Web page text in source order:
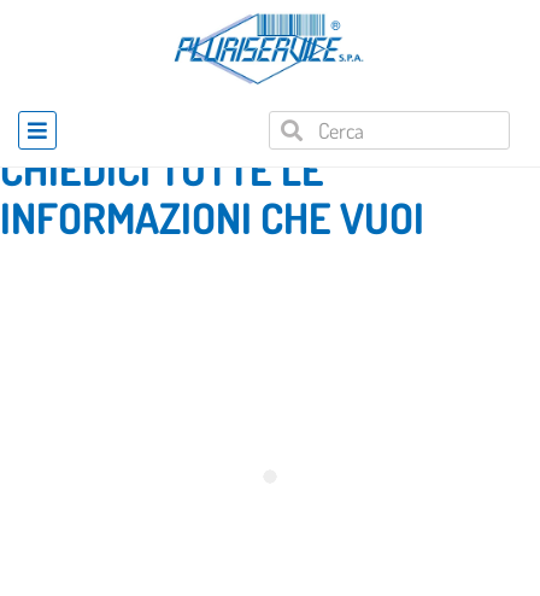
Home Richiesta informazioni prodotto
CHIEDICI TUTTE LE
INFORMAZIONI CHE VUOI